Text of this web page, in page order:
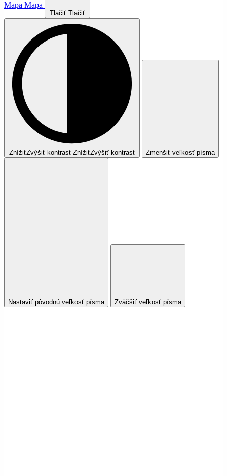
Mapa Mapa
Tlačiť Tlačiť
ZnížiťZvýšiť kontrast ZnížiťZvýšiť kontrast Zmenšiť veľkosť písma
Nastaviť pôvodnú veľkosť písma Zväčšiť veľkosť písma